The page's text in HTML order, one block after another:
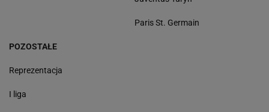
Paris St. Germain
POZOSTAŁE
Reprezentacja
I liga